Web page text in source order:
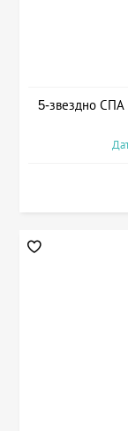
5-звездно СПА